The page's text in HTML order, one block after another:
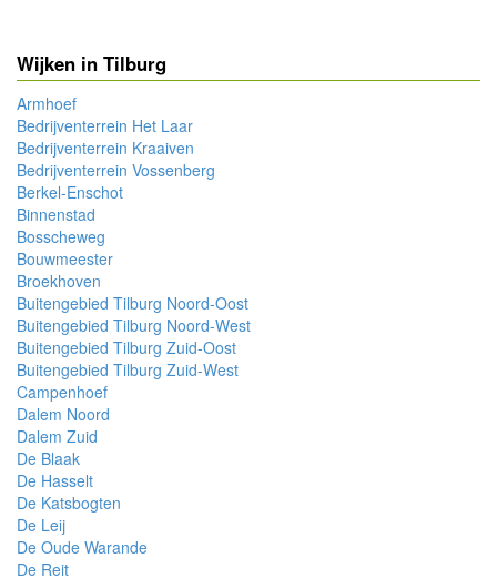
Wijken in Tilburg
Armhoef
Bedrijventerrein Het Laar
Bedrijventerrein Kraaiven
Bedrijventerrein Vossenberg
Berkel-Enschot
Binnenstad
Bosscheweg
Bouwmeester
Broekhoven
Buitengebied Tilburg Noord-Oost
Buitengebied Tilburg Noord-West
Buitengebied Tilburg Zuid-Oost
Buitengebied Tilburg Zuid-West
Campenhoef
Dalem Noord
Dalem Zuid
De Blaak
De Hasselt
De Katsbogten
De Leij
De Oude Warande
De Reit